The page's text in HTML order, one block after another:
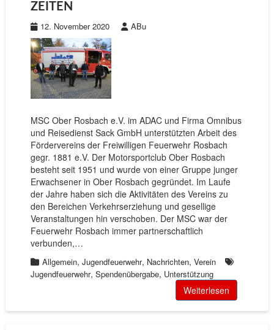
ZEITEN
12. November 2020 ABu
MSC Ober Rosbach e.V. im ADAC und Firma Omnibus
und Reisedienst Sack GmbH unterstützten Arbeit des
Fördervereins der Freiwilligen Feuerwehr Rosbach
gegr. 1881 e.V. Der Motorsportclub Ober Rosbach
besteht seit 1951 und wurde von einer Gruppe junger
Erwachsener in Ober Rosbach gegründet. Im Laufe
der Jahre haben sich die Aktivitäten des Vereins zu
den Bereichen Verkehrserziehung und gesellige
Veranstaltungen hin verschoben. Der MSC war der
Feuerwehr Rosbach immer partnerschaftlich
verbunden,…
Allgemein, Jugendfeuerwehr, Nachrichten, Verein
Jugendfeuerwehr, Spendenübergabe, Unterstützung
Weiterlesen